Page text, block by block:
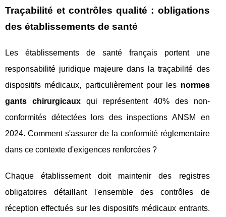
Traçabilité et contrôles qualité : obligations
des établissements de santé
Les établissements de santé français portent une
responsabilité juridique majeure dans la traçabilité des
dispositifs médicaux, particulièrement pour les normes
gants chirurgicauxqui représentent 40% des non-
conformités détectées lors des inspections ANSM en
2024. Comment s'assurer de la conformité réglementaire
dans ce contexte d'exigences renforcées ?
Chaque établissement doit maintenir des registres
obligatoires détaillant l'ensemble des contrôles de
réception effectués sur les dispositifs médicaux entrants.